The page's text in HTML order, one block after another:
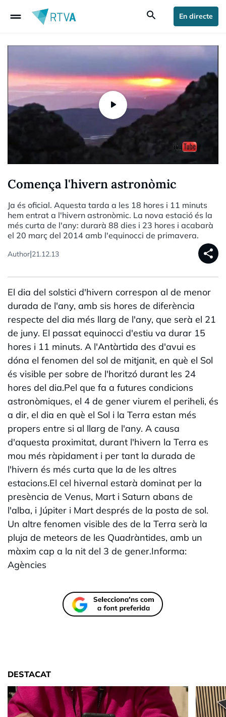
drag_handle search En directe
Comença l'hivern astronòmic
Ja és oficial. Aquesta tarda a les 18 hores i 11 minuts
hem entrat a l'hivern astronòmic. La nova estació és la
més curta de l'any: durarà 88 dies i 23 hores i acabarà
el 20 març del 2014 amb l'equinocci de primavera.
Author|21.12.13 share
El dia del solstici d'hivern correspon al de menor
durada de l'any, amb sis hores de diferència
respecte del dia més llarg de l'any, que serà el 21
de juny. El passat equinocci d'estiu va durar 15
hores i 11 minuts. A l'Antàrtida des d'avui es
dóna el fenomen del sol de mitjanit, en què el Sol
és visible per sobre de l'horitzó durant les 24
hores del dia.Pel que fa a futures condicions
astronòmiques, el 4 de gener viurem el periheli, és
a dir, el dia en què el Sol i la Terra estan més
propers entre si al llarg de l'any. A causa
d'aquesta proximitat, durant l'hivern la Terra es
mou més ràpidament i per tant la durada de
l'hivern és més curta que la de les altres
estacions.El cel hivernal estarà dominat per la
presència de Venus, Mart i Saturn abans de
l'alba, i Júpiter i Mart després de la posta de sol.
Un altre fenomen visible des de la Terra serà la
pluja de meteors de les Quadràntides, amb un
màxim cap a la nit del 3 de gener.Informa:
Agències
DESTACAT